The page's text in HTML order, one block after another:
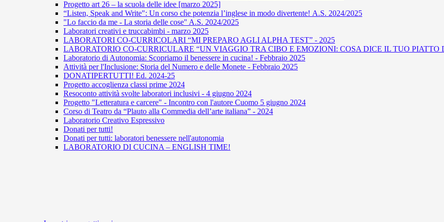
Progetto art 26 – la scuola delle idee [marzo 2025]
“Listen, Speak and Write": Un corso che potenzia l’inglese in modo divertente! A.S. 2024/2025
"Lo faccio da me - La storia delle cose" A.S. 2024/2025
Laboratori creativi e truccabimbi - marzo 2025
LABORATORI CO-CURRICOLARI “MI PREPARO AGLI ALPHA TEST” - 2025
LABORATORIO CO-CURRICULARE “UN VIAGGIO TRA CIBO E EMOZIONI: COSA DICE IL TUO PIATTO
Laboratorio di Autonomia: Scopriamo il benessere in cucina! - Febbraio 2025
Attività per l'Inclusione: Storia del Numero e delle Monete - Febbraio 2025
DONATIPERTUTTI! Ed. 2024-25
Progetto accoglienza classi prime 2024
Resoconto attività svolte laboratori inclusivi - 4 giugno 2024
Progetto "Letteratura e carcere" - Incontro con l'autore Cuomo 5 giugno 2024
Corso di Teatro da “Plauto alla Commedia dell’arte italiana” - 2024
Laboratorio Creativo Espressivo
Donati per tutti!
Donati per tutti: laboratori benessere nell'autonomia
LABORATORIO DI CUCINA – ENGLISH TIME!